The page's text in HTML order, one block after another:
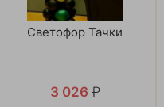
Светофор Тачки
3 026 ₽